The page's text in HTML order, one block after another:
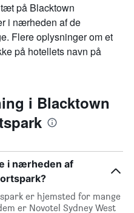
på Blacktown
i nærheden af de
Flere oplysninger om et
på hotellets navn på
i Blacktown
i nærheden af
er hjemsted for mange
er Novotel Sydney West